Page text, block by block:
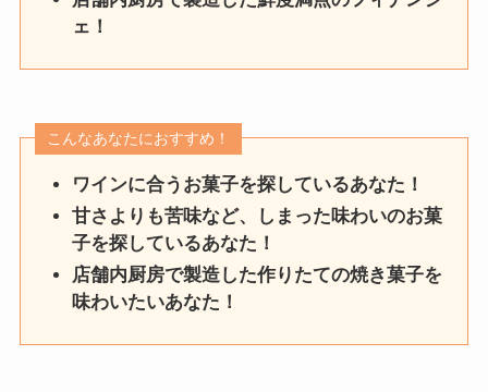
ェ！
こんなあなたにおすすめ！
ワインに合うお菓子を探しているあなた！
甘さよりも苦味など、しまった味わいのお菓
子を探しているあなた！
店舗内厨房で製造した作りたての焼き菓子を
味わいたいあなた！